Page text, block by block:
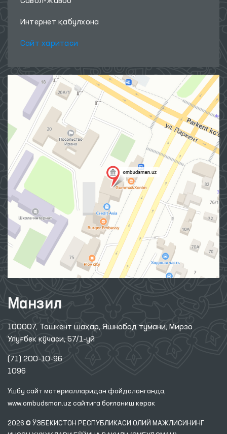
Интернет қабулхона
Сайт харитаси
Манзил
100007, Тошкент шаҳар, Яшнобод тумани, Мирзо
Улуғбек кўчаси, 57/1-уй
(71) 200-10-96
1096
Ушбу сайт материалларидан фойдаланганда,
www.ombudsman.uz сайтига боғланиш керак
2026 © ЎЗБЕКИСТОН РЕСПУБЛИКАСИ ОЛИЙ МАЖЛИСИНИНГ